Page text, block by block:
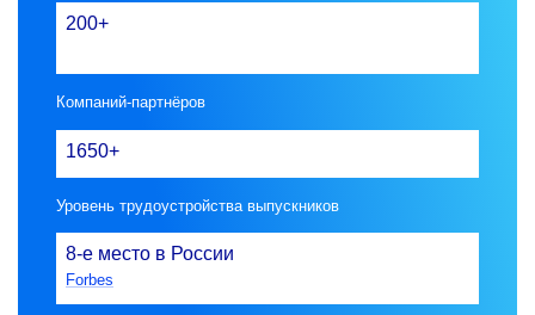
200+
Компаний-партнёров
1650+
Уровень трудоустройства выпускников
8-е место в России
Forbes